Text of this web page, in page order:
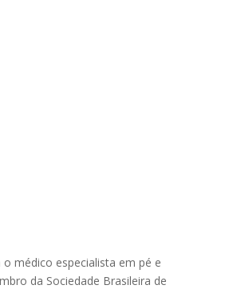
médico especialista em pé e
da Sociedade Brasileira de